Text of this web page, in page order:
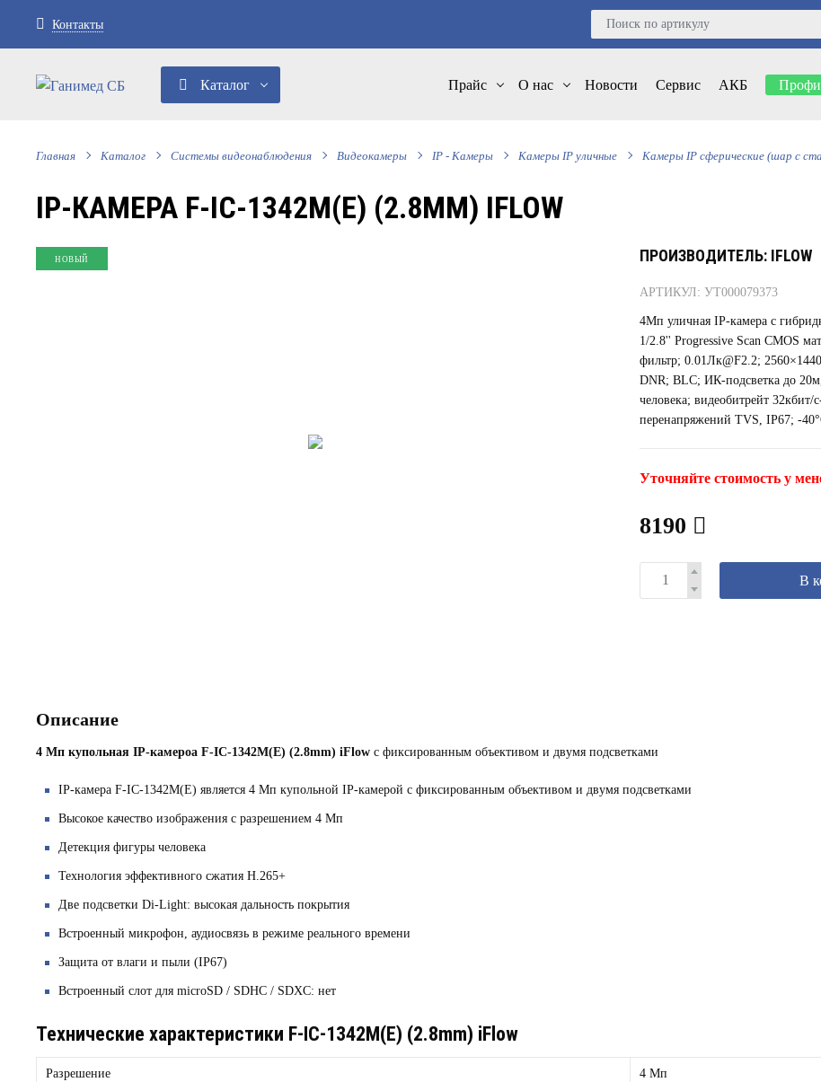
Контакты
Прайс О нас Новости Сервис АКБ
Каталог
Главная Каталог Системы видеонаблюдения Видеокамеры IP - Камеры Камеры IP уличные Камеры IP сферические (шар с
IP-КАМЕРА F-IC-1342M(E) (2.8MM) IFLOW
НОВЫЙ ПРОИЗВОДИТЕЛЬ: IFLOW
АРТИКУЛ: УТ000079373
4Мп уличная IP-камера с
1/2.8'' Progressive Scan CMOS
фильтр; 0.01Лк@F2.2;
DNR; BLC; ИК-подсветка до
человека; видеобитрейт
перенапряжений TVS, IP67; -
Уточняйте стоимость у
8190
В
Описание
4 Мп купольная IP-камероа F-IC-1342M(E) (2.8mm) iFlow с фиксированным объективом и двумя подсветками
IP-камера F-IC-1342M(E) является 4 Мп купольной IP-камерой с фиксированным объективом и двумя подсветками
Высокое качество изображения с разрешением 4 Мп
Детекция фигуры человека
Технология эффективного сжатия H.265+
Две подсветки Di-Light: высокая дальность покрытия
Встроенный микрофон, аудиосвязь в режиме реального времени
Защита от влаги и пыли (IP67)
Встроенный слот для microSD / SDHC / SDXC: нет
Технические характеристики F-IC-1342M(E) (2.8mm) iFlow
Разрешение 4 Мп